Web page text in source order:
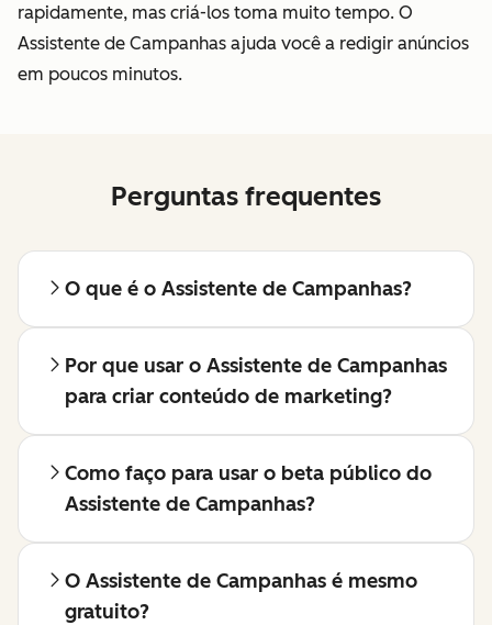
rapidamente, mas criá-los toma muito tempo. O
Assistente de Campanhas ajuda você a redigir anúncios
em poucos minutos.
Perguntas frequentes
O que é o Assistente de Campanhas?
Por que usar o Assistente de Campanhas
para criar conteúdo de marketing?
Como faço para usar o beta público do
Assistente de Campanhas?
O Assistente de Campanhas é mesmo
gratuito?